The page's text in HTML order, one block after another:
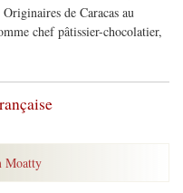
de Caracas au
chef pâtissier-chocolatier,
Moatty